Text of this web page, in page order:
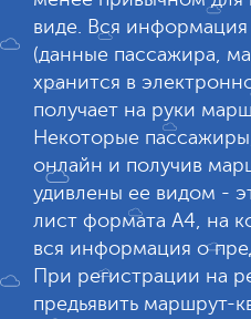
виде. Вся информация
(данные пассажира,
хранится в
получает на руки
Некоторые
онлайн и получив
удивлены ее видом -
лист формата А4, на
вся информация о
При регистрации на
предьявить маршрут-